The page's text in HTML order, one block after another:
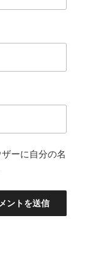
ーに自分の名